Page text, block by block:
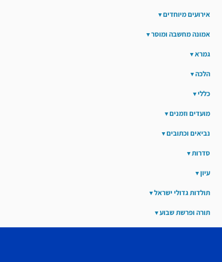
אירועים מיוחדים
אמונה מחשבה ומוסר
גמרא
הלכה
כללי
מועדים וזמנים
נביאים וכתובים
סדרות
עיון
תולדות גדולי ישראל
תורה ופרשת שבוע